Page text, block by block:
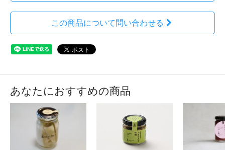
この商品について問い合わせる
あなたにおすすめの商品